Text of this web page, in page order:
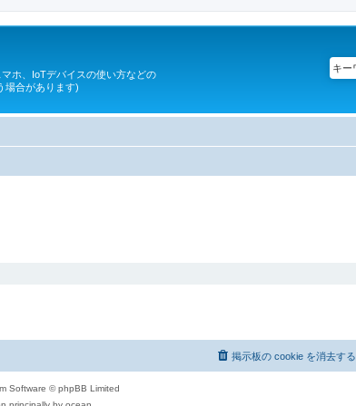
ホ、IoTデバイスの使い方などの
場合があります)
掲示板の cookie を消去する
Software © phpBB Limited